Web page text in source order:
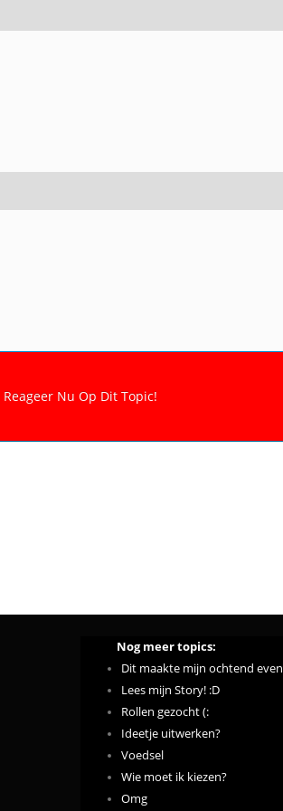
Nog meer topics:
Dit maakte mijn ochtend
Lees mijn Story! :D
Rollen gezocht (:
Ideetje uitwerken?
Voedsel
Wie moet ik kiezen?
Omg